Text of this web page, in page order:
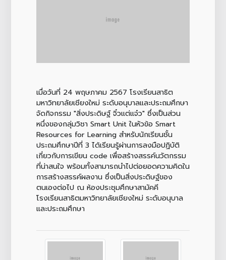
เมื่อวันที่ 24 พฤษภาคม 2567 โรงเรียนสาธิต
มหาวิทยาลัยเชียงใหม่ ระดับอนุบาลและประถมศึกษา
จัดกิจกรรม "สิ่งประดิษฐ์ จิ๋วแต่แจ๋ว" ซึ่งเป็นส่วน
หนึ่งของกลุ่มวิชา Smart Unit ในหัวข้อ Smart
Resources for Learning สำหรับนักเรียนชั้น
ประถมศึกษาปีที่ 3 ได้เรียนรู้ผ่านการลงมือปฏิบัติ
เกี่ยวกับการเขียน code เพื่อสร้างสรรค์นวัตกรรม
ที่น่าสนใจ พร้อมทั้งสามารถนำไปต่อยอดความคิดใน
การสร้างสรรค์ผลงาน ซึ่งเป็นสิ่งประดิษฐ์ของ
ตนเองต่อไป ณ ห้องประชุมศึกษาสามัคคี
โรงเรียนสาธิตมหาวิทยาลัยเชียงใหม่ ระดับอนุบาล
และประถมศึกษา